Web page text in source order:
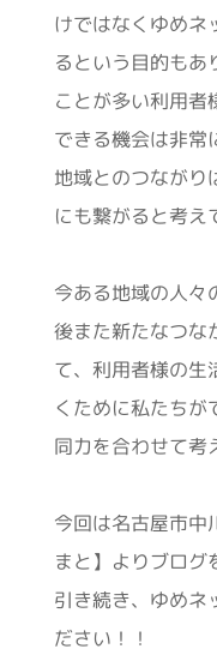
けではなくゆめネ
るという目的もあ
ことが多い利用者
できる機会は非常
地域とのつながり
にも繋がると考え
今ある地域の人々
後また新たなつな
て、利用者様の生
くために私たちが
同力を合わせて考
今回は名古屋市中
まと】よりブログ
引き続き、ゆめネ
ださい！！